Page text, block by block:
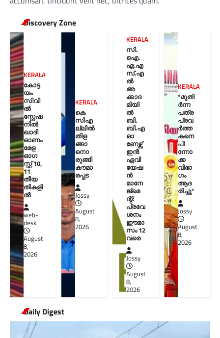
Discovery Zone
KERALA
കോട്ട
യം
സിവി
ൽ
സ്റ്റേഷ
നിൽ
ഖാദി
ഓണം
മേള
ഓഗ
സ്റ്റ് 10,
11
തീയ
തികളി
ല്‍
web-
desk
August
8,
2026
KERALA
കെ
സിഎ
ല്ലിൽ
തിള
ങ്ങാ
നൊ
രുങ്ങി
കൗമാ
രപ്പട
Jossy
August
8,
2026
KERALA
സി.
ഐ.
എ.എ
സ്.എ
ൽ
അ
ക്കാദ
മിയി
ൽ
ബി.
ബി.എ
ഓ
ണേഴ്സ്
ഇൻ
ഏവി
യേഷ
ൻ
മാനേ
ജ്മെ
ന്റ്:
പ്രവേ
ശനം
ഈമാ
സം 12
വരെ
Jossy
August
8,
2026
KERALA
*മുതി
ർന്ന
പത്ര
പ്രവ
ർത്ത
കനെ
പി
ന്നോ
ക്ക
വിഭാ
ഗം
ആദ
രിച്ചു*
Jossy
August
8,
2026
Daily Digest